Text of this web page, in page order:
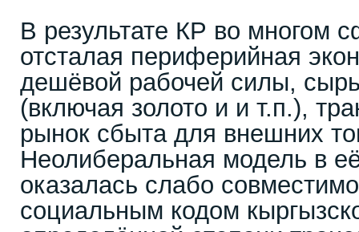
В результате КР во многом
отсталая периферийная
дешёвой рабочей силы,
(включая золото и и т.п.),
рынок сбыта для внешних
Неолиберальная модель в
оказалась слабо
социальным кодом